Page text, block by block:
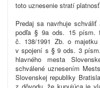
toto uznesenie stratí
Predaj sa navrhuje
podľa § 9a ods. 15 písm.
č. 138/1991 Zb. o
v spojení s § 9 ods. 3
hlavného mesta
schválené uznesením
Slovenskej republiky